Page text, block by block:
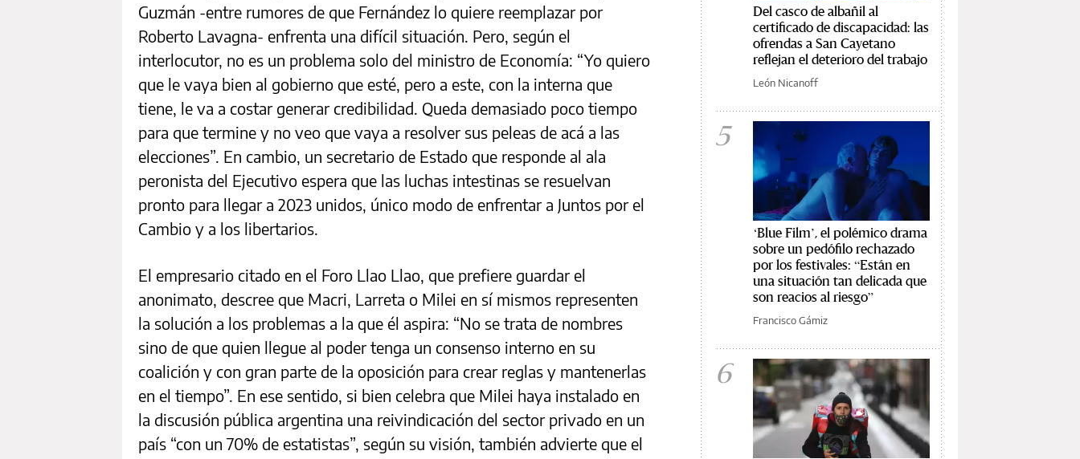
Guzmán -entre rumores de que Fernández lo quiere reemplazar por
Roberto Lavagna- enfrenta una difícil situación. Pero, según el
interlocutor, no es un problema solo del ministro de Economía: “Yo quiero
que le vaya bien al gobierno que esté, pero a este, con la interna que
tiene, le va a costar generar credibilidad. Queda demasiado poco tiempo
para que termine y no veo que vaya a resolver sus peleas de acá a las
elecciones”. En cambio, un secretario de Estado que responde al ala
peronista del Ejecutivo espera que las luchas intestinas se resuelvan
pronto para llegar a 2023 unidos, único modo de enfrentar a Juntos por el
Cambio y a los libertarios.
El empresario citado en el Foro Llao Llao, que prefiere guardar el
anonimato, descree que Macri, Larreta o Milei en sí mismos representen
la solución a los problemas a la que él aspira: “No se trata de nombres
sino de que quien llegue al poder tenga un consenso interno en su
coalición y con gran parte de la oposición para crear reglas y mantenerlas
en el tiempo”. En ese sentido, si bien celebra que Milei haya instalado en
la discusión pública argentina una reivindicación del sector privado en un
país “con un 70% de estatistas”, según su visión, también advierte que el
Del casco de albañil al
certificado de discapacidad: las
ofrendas a San Cayetano
reflejan el deterioro del trabajo
León Nicanoff
5
‘Blue Film’, el polémico drama
sobre un pedófilo rechazado
por los festivales: “Están en
una situación tan delicada que
son reacios al riesgo”
Francisco Gámiz
6